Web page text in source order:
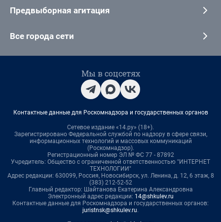
Предвыборная агитация
Все города сети
Мы в соцсетях
Контактные данные для Роскомнадзора и государственных органов
Сетевое издание «14.ру» (18+).
Зарегистрировано Федеральной службой по надзору в сфере связи,
информационных технологий и массовых коммуникаций
(Роскомнадзор).
Регистрационный номер ЭЛ № ФС 77 - 87892
Учредитель: Общество с ограниченной ответственностью "ИНТЕРНЕТ
ТЕХНОЛОГИИ"
Адрес редакции: 630099, Россия, Новосибирск, ул. Ленина, д. 12, 6 этаж, 8
(383) 212-52-52
Главный редактор: Шайтанова Екатерина Александровна
Электронный адрес редакции: 14@shkulev.ru
Контактные данные для Роскомнадзора и государственных органов:
juristnsk@shkulev.ru.